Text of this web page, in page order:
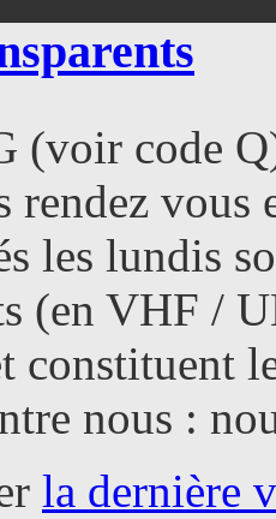
(voir code
rendez
les lundis
(en VHF /
constituent
nous :
la dernière